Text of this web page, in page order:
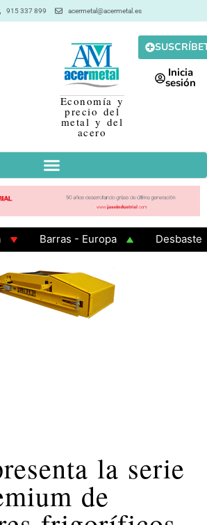
915 337 899 acermetal@acermetal.es
Economía y
precio del
metal y del
acero
Inicia
sesión
Barras - Europa
Desbaste -
la serie
de